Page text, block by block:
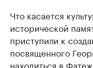
Что касается
исторической
приступили к
посвященного
находиться в